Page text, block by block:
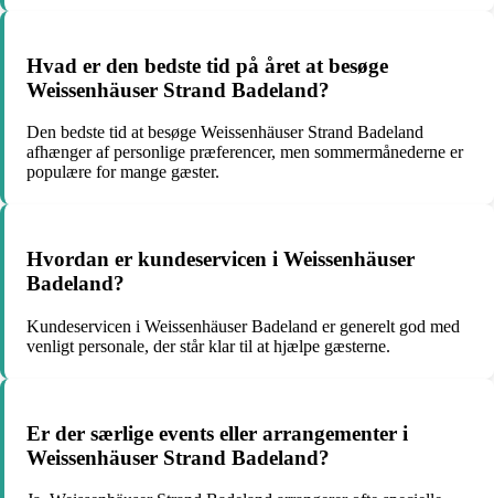
Hvad er den bedste tid på året at besøge
Weissenhäuser Strand Badeland?
Den bedste tid at besøge Weissenhäuser Strand Badeland
afhænger af personlige præferencer, men sommermånederne er
populære for mange gæster.
Hvordan er kundeservicen i Weissenhäuser
Badeland?
Kundeservicen i Weissenhäuser Badeland er generelt god med
venligt personale, der står klar til at hjælpe gæsterne.
Er der særlige events eller arrangementer i
Weissenhäuser Strand Badeland?